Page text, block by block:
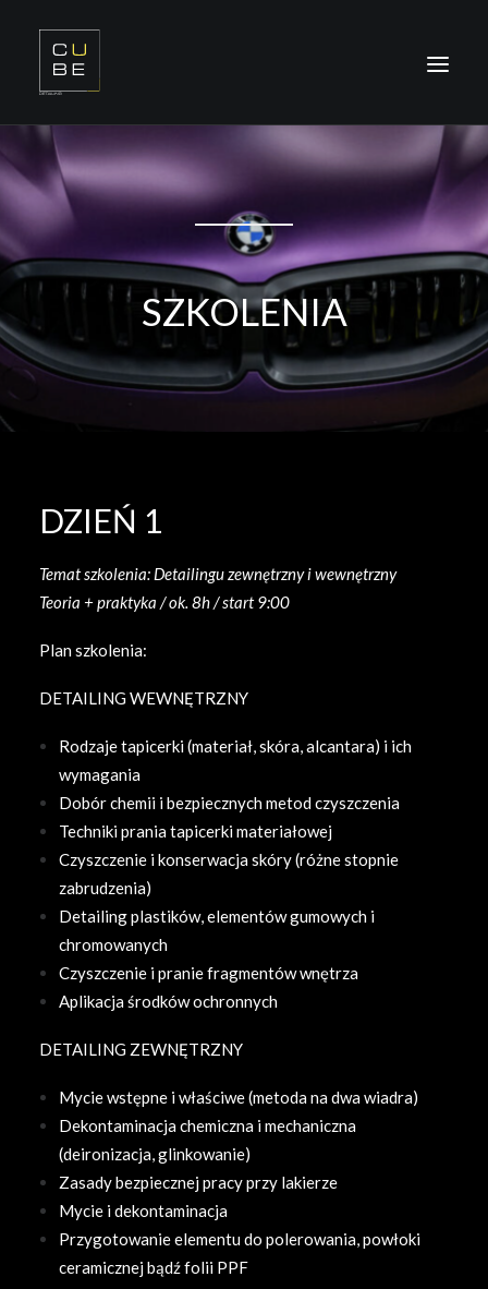
O NAS
OFERTA
REALIZACJE
SZKOLENIA
KONTAKT
ODDZIAŁY
SZKOLENIA
DZIEŃ 1
Temat szkolenia: Detailingu zewnętrzny i wewnętrzny
Teoria + praktyka / ok. 8h / start 9:00
Plan szkolenia:
DETAILING WEWNĘTRZNY
Rodzaje tapicerki (materiał, skóra, alcantara) i ich
wymagania
Dobór chemii i bezpiecznych metod czyszczenia
Techniki prania tapicerki materiałowej
Czyszczenie i konserwacja skóry (różne stopnie
zabrudzenia)
Detailing plastików, elementów gumowych i
chromowanych
Czyszczenie i pranie fragmentów wnętrza
Aplikacja środków ochronnych
DETAILING ZEWNĘTRZNY
Mycie wstępne i właściwe (metoda na dwa wiadra)
Dekontaminacja chemiczna i mechaniczna
(deironizacja, glinkowanie)
Zasady bezpiecznej pracy przy lakierze
Mycie i dekontaminacja
Przygotowanie elementu do polerowania, powłoki
ceramicznej bądź folii PPF